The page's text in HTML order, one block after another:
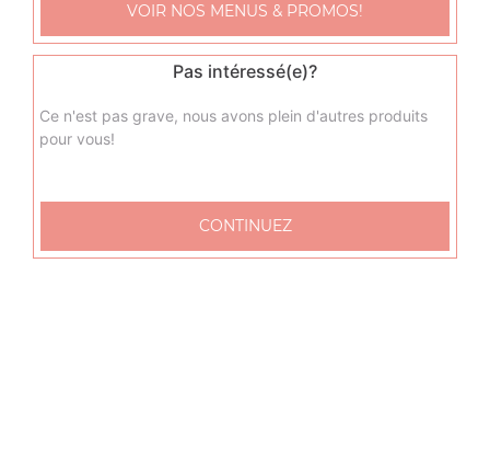
+
VOIR NOS MENUS & PROMOS!
Pas intéressé(e)?
Ce n'est pas grave, nous avons plein d'autres produits
pour vous!
CONTINUEZ